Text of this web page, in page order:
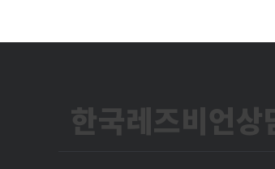
한국레즈비언상